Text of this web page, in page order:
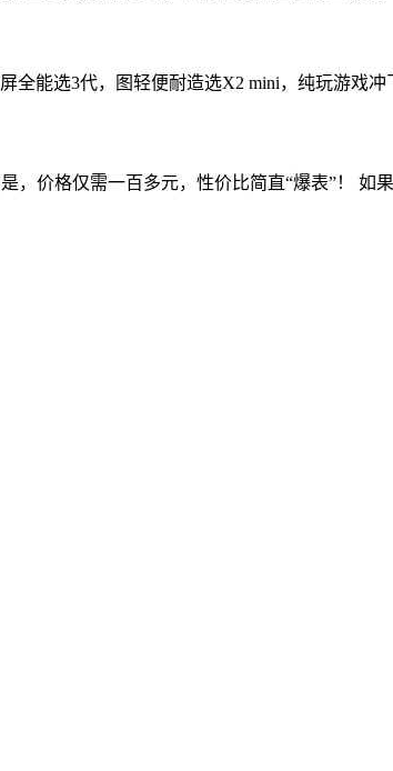
全能选3代，图轻便耐造选X2 mini，纯玩游
价格仅需一百多元，性价比简直“爆表”！ 如